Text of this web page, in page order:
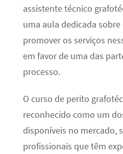
assistente técnico
uma aula dedicada sobre
promover os serviços
em favor de uma das
processo.
O curso de perito
reconhecido como um
disponíveis no mercado,
profissionais que têm